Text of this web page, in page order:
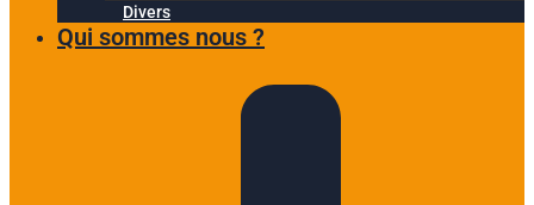
Divers
Qui sommes nous ?